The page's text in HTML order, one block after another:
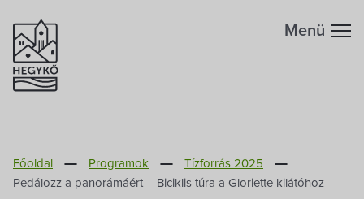
Megközelítés
Szabadidő
Menü
Főoldal Programok
Tízforrás 2025
Pedálozz a panorámáért – Biciklis túra a Gloriette kilátóhoz